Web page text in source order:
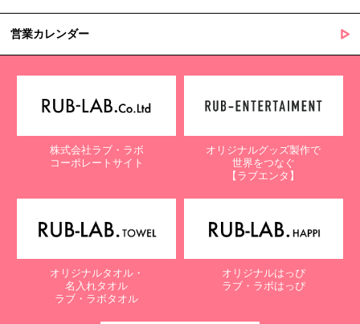
営業カレンダー
株式会社ラブ・ラボ
コーポレートサイト
オリジナルグッズ製作で
世界をつなぐ
【ラブエンタ】
オリジナルタオル・
名入れタオル
ラブ・ラボタオル
オリジナルはっぴ
ラブ・ラボはっぴ